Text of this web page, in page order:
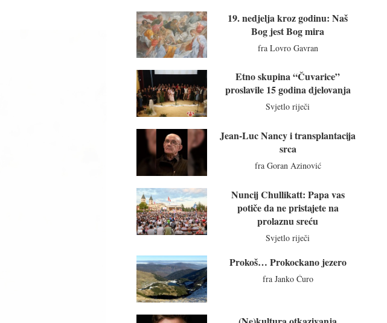
19. nedjelja kroz godinu: Naš
Bog jest Bog mira
fra Lovro Gavran
Etno skupina “Čuvarice”
proslavile 15 godina djelovanja
Svjetlo riječi
Jean-Luc Nancy i transplantacija
srca
fra Goran Azinović
Nuncij Chullikatt: Papa vas
potiče da ne pristajete na
prolaznu sreću
Svjetlo riječi
Prokoš… Prokockano jezero
fra Janko Ćuro